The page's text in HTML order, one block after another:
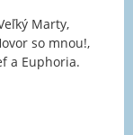
Marty,
so mnou!,
a Euphoria.